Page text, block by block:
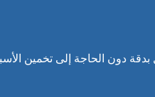
دون الحاجة إلى تخمين